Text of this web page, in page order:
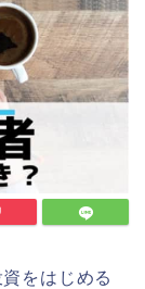
をはじめる